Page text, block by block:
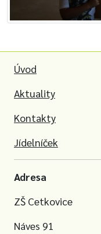
Úvod
Aktuality
Kontakty
Jídelníček
Adresa
ZŠ Cetkovice
Náves 91